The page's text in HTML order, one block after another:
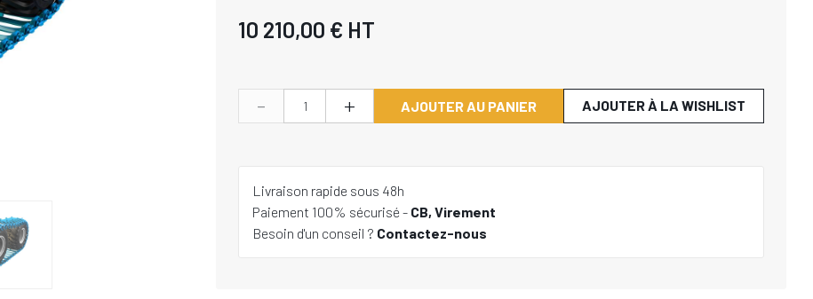
10 210,00 € HT
- + AJOUTER AU PANIER AJOUTER À LA WISHLIST
Livraison rapide sous 48h
Paiement 100% sécurisé - CB, Virement
Besoin d'un conseil ? Contactez-nous